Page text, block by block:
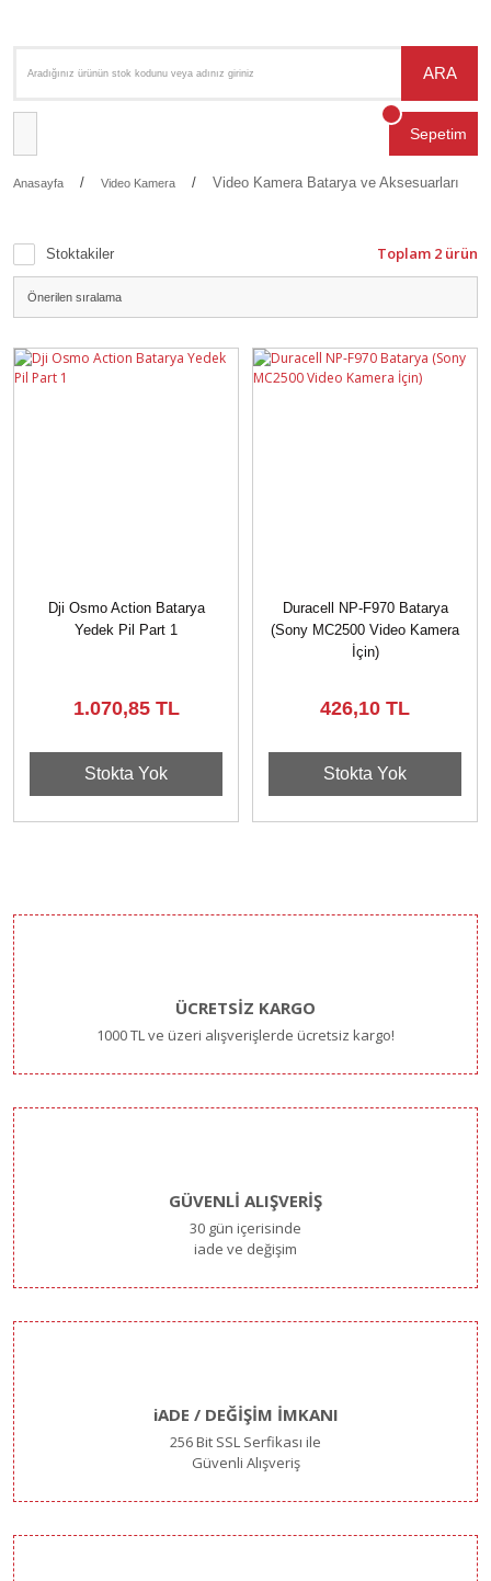
ARA
Sepetim
Anasayfa Video Kamera Video Kamera Batarya ve Aksesuarları
Stoktakiler Toplam 2 ürün
Dji Osmo Action Batarya
Yedek Pil Part 1
1.070,85 TL
Stokta Yok
Duracell NP-F970 Batarya
(Sony MC2500 Video Kamera
İçin)
426,10 TL
Stokta Yok
ÜCRETSİZ KARGO
1000 TL ve üzeri alışverişlerde ücretsiz kargo!
GÜVENLİ ALIŞVERİŞ
30 gün içerisinde
iade ve değişim
iADE / DEĞİŞİM İMKANI
256 Bit SSL Serfikası ile
Güvenli Alışveriş